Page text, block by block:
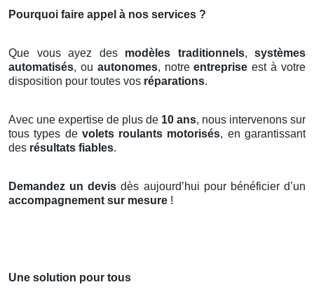
Pourquoi faire appel à nos services ?
Que vous ayez des modèles traditionnels, systèmes
automatisés, ou autonomes, notreentreprise est à votre
disposition pour toutes vos réparations.
Avec une expertise de plus de 10 ans, nous intervenons sur
tous types de volets roulants motorisés, en garantissant
des résultats fiables.
Demandez un devis dès aujourd’hui pour bénéficier d’un
accompagnement sur mesure !
Une solution pour tous